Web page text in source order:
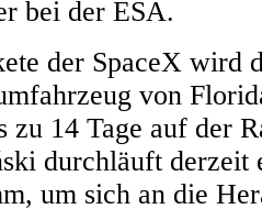
bei der ESA.
der SpaceX wird
von
zu 14 Tage auf der
durchläuft derzeit
um sich an die